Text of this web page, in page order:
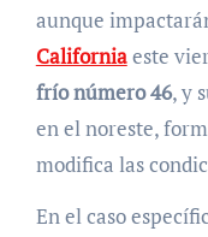
aunque
Californiaeste
frío número 46, y
en el noreste,
modifica las
En el caso